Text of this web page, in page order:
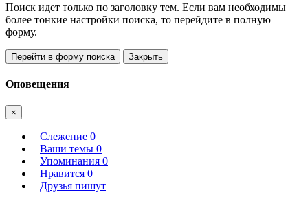
Поиск идет только по заголовку тем. Если вам необходимы
более тонкие настройки поиска, то перейдите в полную
форму.
Перейти в форму поиска Закрыть
Оповещения
×
Слежение 0
Ваши темы 0
Упоминания 0
Нравится 0
Друзья пишут